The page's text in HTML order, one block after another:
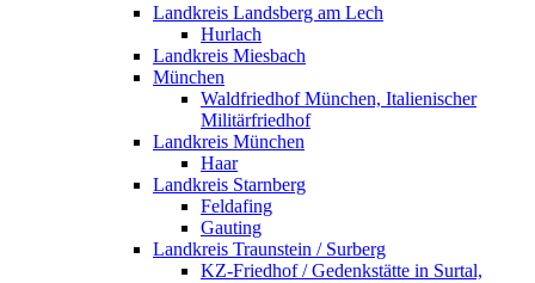
Landkreis Landsberg am Lech
Hurlach
Landkreis Miesbach
München
Waldfriedhof München, Italienischer
Militärfriedhof
Landkreis München
Haar
Landkreis Starnberg
Feldafing
Gauting
Landkreis Traunstein / Surberg
KZ-Friedhof / Gedenkstätte in Surtal,